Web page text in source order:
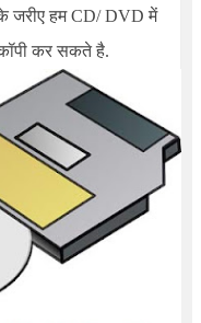
जरीए हम CD/ DVD में
कर सकते है.